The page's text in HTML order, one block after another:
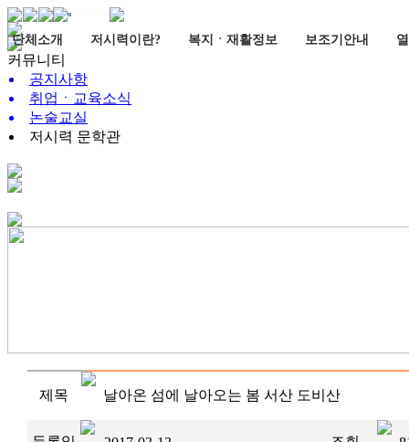
단체소개 저시력이란? 복지ㆍ재활정보 보조기안내
커뮤니티
공지사항
취업ㆍ교육소식
논술교실
저시력 문학관
제목 날아온 섬에 날아오는 봄 서산 도비산